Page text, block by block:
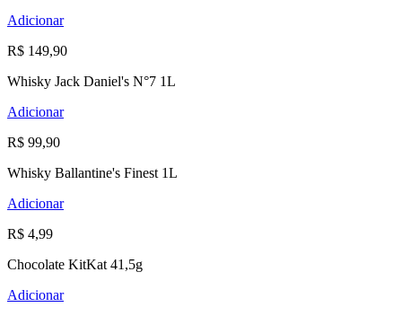
Adicionar
R$ 149,90
Whisky Jack Daniel's N°7 1L
Adicionar
R$ 99,90
Whisky Ballantine's Finest 1L
Adicionar
R$ 4,99
Chocolate KitKat 41,5g
Adicionar